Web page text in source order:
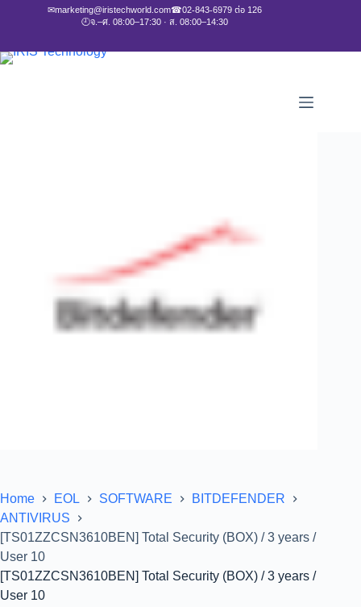
✉marketing@iristechworld.com☎02-843-6979 ต่อ 126
🕘จ.–ศ. 08:00–17:30 · ส. 08:00–14:30
Home EOL SOFTWARE
BITDEFENDER
ANTIVIRUS
[TS01ZZCSN3610BEN] Total Security (BOX) / 3 years /
User 10
[TS01ZZCSN3610BEN] Total Security (BOX) / 3 years /
User 10